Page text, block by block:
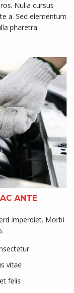
Nulla cursus
a. Sed elementum
pharetra.
ANTE
imperdiet. Morbi
vitae
felis